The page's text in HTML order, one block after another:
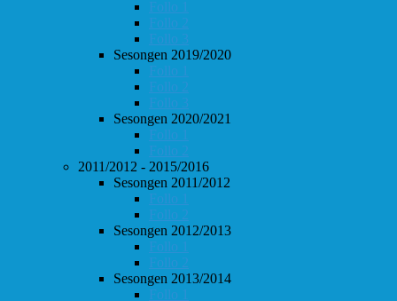
Follo 1
Follo 2
Follo 3
Sesongen 2019/2020
Follo 1
Follo 2
Follo 3
Sesongen 2020/2021
Follo 1
Follo 2
2011/2012 - 2015/2016
Sesongen 2011/2012
Follo 1
Follo 2
Sesongen 2012/2013
Follo 1
Follo 2
Sesongen 2013/2014
Follo 1